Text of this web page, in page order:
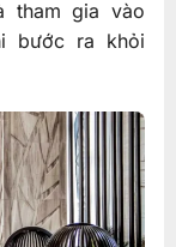
tham gia vào
bước ra khỏi